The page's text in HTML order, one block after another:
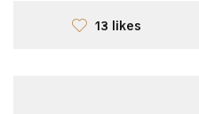
13 likes